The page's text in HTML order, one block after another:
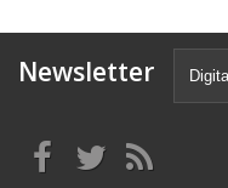
Newsletter